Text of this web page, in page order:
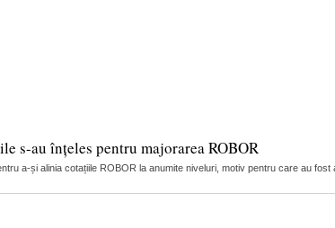
s-au înțeles pentru majorarea ROBOR
a-și alinia cotațiile ROBOR la anumite niveluri, motiv pentru care au fost